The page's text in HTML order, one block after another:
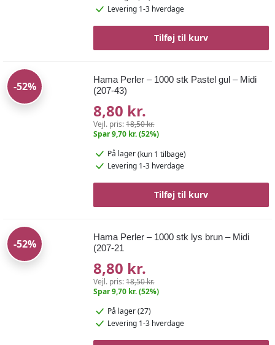
Levering 1-3 hverdage
Tilføj til kurv
-52%
Hama Perler – 1000 stk Pastel gul – Midi
(207-43)
8,80 kr.
Vejl. pris:18,50 kr.
Spar 9,70 kr. (52%)
På lager(kun 1 tilbage)
Levering 1-3 hverdage
Tilføj til kurv
-52%
Hama Perler – 1000 stk lys brun – Midi
(207-21
8,80 kr.
Vejl. pris:18,50 kr.
Spar 9,70 kr. (52%)
På lager (27)
Levering 1-3 hverdage